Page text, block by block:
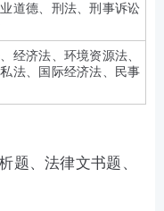
道德、刑法、刑事诉讼
经济法、环境资源法、
法、国际经济法、民事
题、法律文书题、